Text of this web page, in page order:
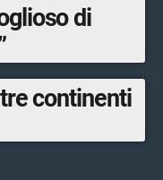
di
continenti